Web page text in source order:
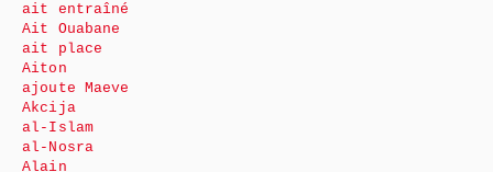
ait entraîné
Ait Ouabane
ait place
Aiton
ajoute Maeve
Akcija
al-Islam
al-Nosra
Alain